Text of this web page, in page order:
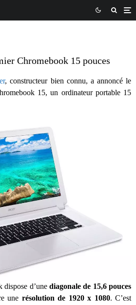
Chromebook 15 pouces
, constructeur bien connu, a annoncé le
15, un ordinateur portable 15
dispose d’une diagonale de 15,6 pouces
une résolution de 1920 x 1080. C’est